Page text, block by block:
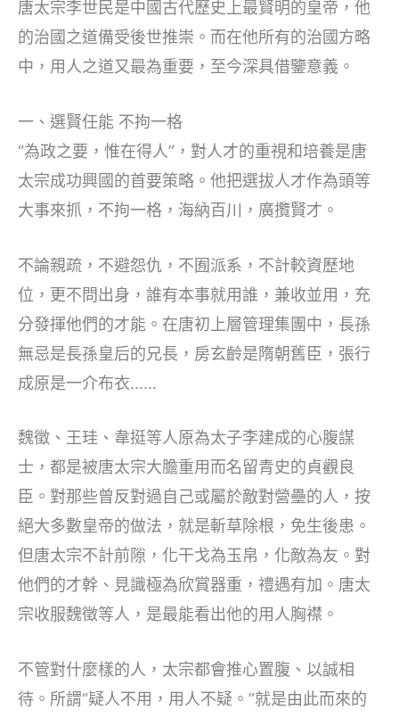
唐太宗李世民是中國古代歷史上最賢明的皇帝，他
的治國之道備受後世推崇。而在他所有的治國方略
中，用人之道又最為重要，至今深具借鑒意義。
一、選賢任能 不拘一格
“為政之要，惟在得人”，對人才的重視和培養是唐
太宗成功興國的首要策略。他把選拔人才作為頭等
大事來抓，不拘一格，海納百川，廣攬賢才。
不論親疏，不避怨仇，不囿派系，不計較資歷地
位，更不問出身，誰有本事就用誰，兼收並用，充
分發揮他們的才能。在唐初上層管理集團中，長孫
無忌是長孫皇后的兄長，房玄齡是隋朝舊臣，張行
成原是一介布衣……
魏徵、王珪、韋挺等人原為太子李建成的心腹謀
士，都是被唐太宗大膽重用而名留青史的貞觀良
臣。對那些曾反對過自己或屬於敵對營壘的人，按
絕大多數皇帝的做法，就是斬草除根，免生後患。
但唐太宗不計前隙，化干戈為玉帛，化敵為友。對
他們的才幹、見識極為欣賞器重，禮遇有加。唐太
宗收服魏徵等人，是最能看出他的用人胸襟。
不管對什麼樣的人，太宗都會推心置腹、以誠相
待。所謂“疑人不用，用人不疑。”就是由此而來的